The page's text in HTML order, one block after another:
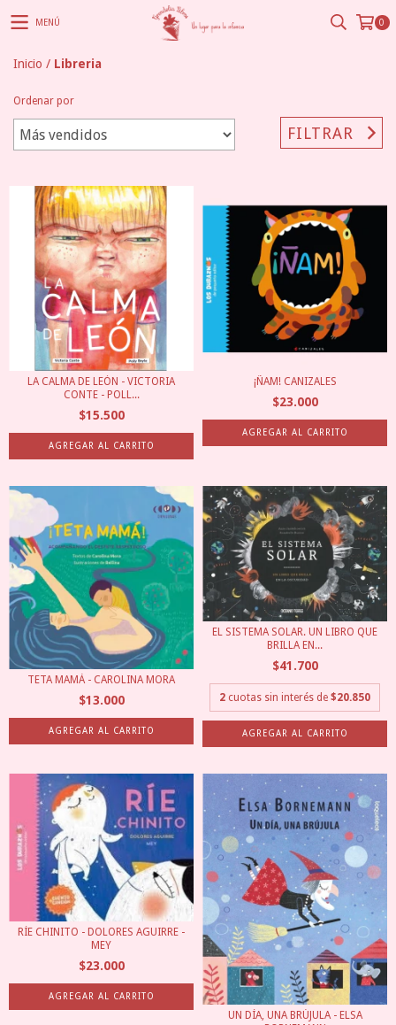
MENÚ 0
Inicio / Libreria
Ordenar por
FILTRAR
LA CALMA DE LEÓN - VICTORIA
CONTE - POLL...
$15.500
¡ÑAM! CANIZALES
$23.000
TETA MAMÁ - CAROLINA MORA
$13.000
EL SISTEMA SOLAR. UN LIBRO QUE
BRILLA EN...
$41.700
2 cuotas sin interés de $20.850
RÍE CHINITO - DOLORES AGUIRRE -
MEY
$23.000
UN DÍA, UNA BRÚJULA - ELSA